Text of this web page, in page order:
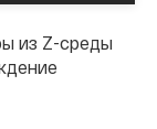
из Z-среды